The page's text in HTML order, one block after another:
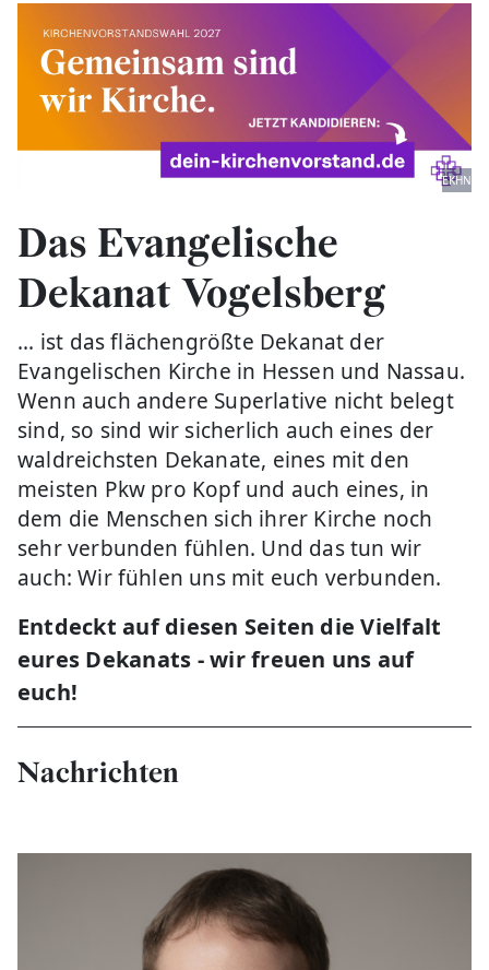
EKHN
Das Evangelische
Dekanat Vogelsberg
... ist das flächengrößte Dekanat der
Evangelischen Kirche in Hessen und Nassau.
Wenn auch andere Superlative nicht belegt
sind, so sind wir sicherlich auch eines der
waldreichsten Dekanate, eines mit den
meisten Pkw pro Kopf und auch eines, in
dem die Menschen sich ihrer Kirche noch
sehr verbunden fühlen. Und das tun wir
auch: Wir fühlen uns mit euch verbunden.
Entdeckt auf diesen Seiten die Vielfalt
eures Dekanats - wir freuen uns auf
euch!
Nachrichten